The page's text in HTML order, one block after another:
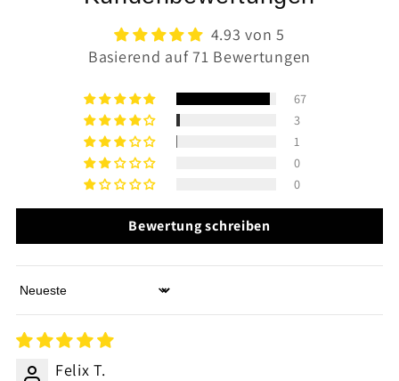
4.93 von 5
Basierend auf 71 Bewertungen
67
3
1
0
0
Bewertung schreiben
Sort by
Felix T.